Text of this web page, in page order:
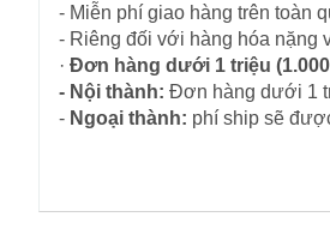
- Miễn phí giao hàng trên toàn
- Riêng đối với hàng hóa nặng
· Đơn hàng dưới 1 triệu
- Nội thành: Đơn hàng dưới 1
- Ngoại thành: phí ship sẽ